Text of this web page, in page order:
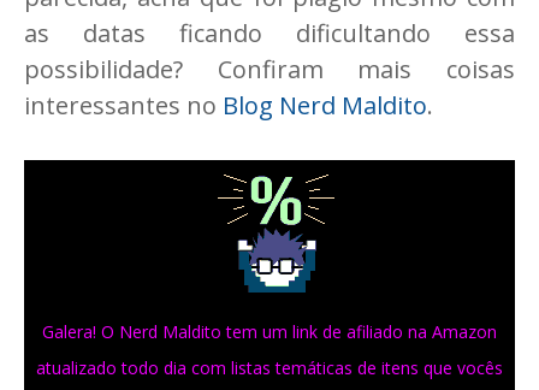
as datas ficando dificultando essa
possibilidade? Confiram mais coisas
interessantes no Blog Nerd Maldito.
Galera! O Nerd Maldito tem um link de afiliado na Amazon
atualizado todo dia com listas temáticas de itens que vocês